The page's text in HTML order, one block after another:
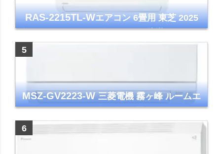
RAS-2215TL-Wエアコン 6畳用 東芝 2025
年モデル TLシリーズ ホワイト 壁掛け クーラ
MSZ-GV2223-W三菱電機 霧ヶ峰 ルームエ
アコン GVシリーズ おもに6畳用 ピュアホワ
イト 2023年モデル